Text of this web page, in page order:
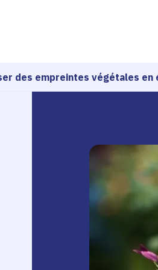
des empreintes végétales